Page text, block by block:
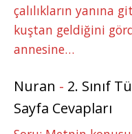
çalılıkların yanına
kuştan geldiğini
annesine…
Nuran - 2. Sınıf
Sayfa Cevapları